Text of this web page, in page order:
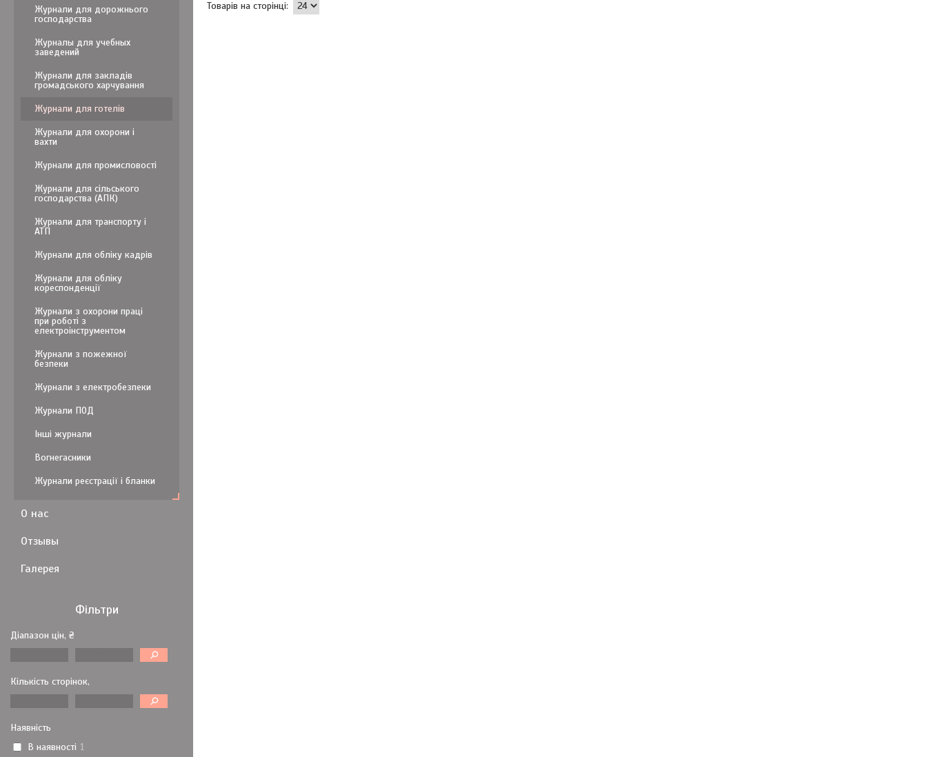
Журнали для дорожнього
господарства
Журналы для учебных
заведений
Журнали для закладів
громадського харчування
Журнали для готелів
Журнали для охорони і
вахти
Журнали для промисловості
Журнали для сільського
господарства (АПК)
Журнали для транспорту і
АТП
Журнали для обліку кадрів
Журнали для обліку
кореспонденції
Журнали з охорони праці
при роботі з
електроінструментом
Журнали з пожежної
безпеки
Журнали з електробезпеки
Журнали ПОД
Інші журнали
Вогнегасники
Журнали реєстрації і бланки
О нас
Отзывы
Галерея
Фільтри
Діапазон цін, ₴
Кількість сторінок,
Наявність
В наявності 1